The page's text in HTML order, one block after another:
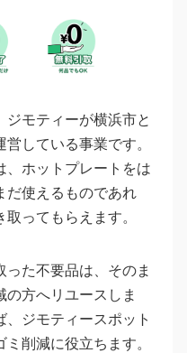
ジモティーが横浜市と
している事業です。
、ホットプレートをは
だ使えるものであれ
ってもらえます。
った不要品は、そのま
の方へリユースしま
ジモティースポット
削減に役立ちます。